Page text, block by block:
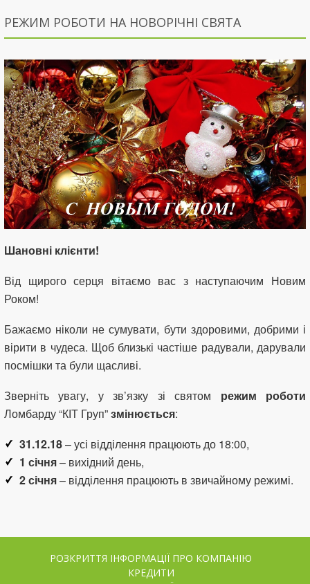
РЕЖИМ РОБОТИ НА НОВОРІЧНІ СВЯТА
Шановні клієнти!
Від щирого серця вітаємо вас з наступаючим Новим
Роком!
Бажаємо ніколи не сумувати, бути здоровими, добрими і
вірити в чудеса. Щоб близькі частіше радували, дарували
посмішки та були щасливі.
Зверніть увагу, у зв’язку зі святом режим роботи
Ломбарду “КІТ Груп”змінюється:
31.12.18– усі відділення працюють до 18:00,
1 січня– вихідний день,
2 січня– відділення працюють в звичайному режимі.
РОЗКРИТТЯ ІНФОРМАЦІЇ ПРО КОМПАНІЮ
КРЕДИТИ